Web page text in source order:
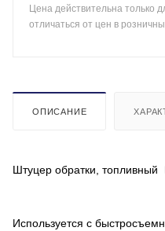
Цена действительна только
отличаться от цен в
ОПИСАНИЕ
Штуцер обратки, топливный
Используется с